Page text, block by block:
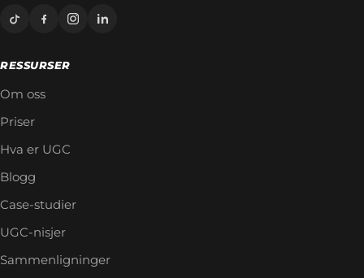
RESSURSER
Om oss
Priser
Hva er UGC
Blogg
Case-studier
UGC-nisjer
Sammenligninger